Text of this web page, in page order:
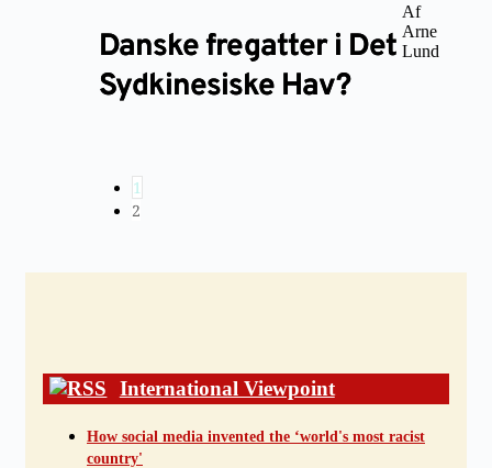
Danske fregatter i Det
Sydkinesiske Hav?
Af
Arne
Lund
1
2
International Viewpoint
How social media invented the ‘world's most racist
country'